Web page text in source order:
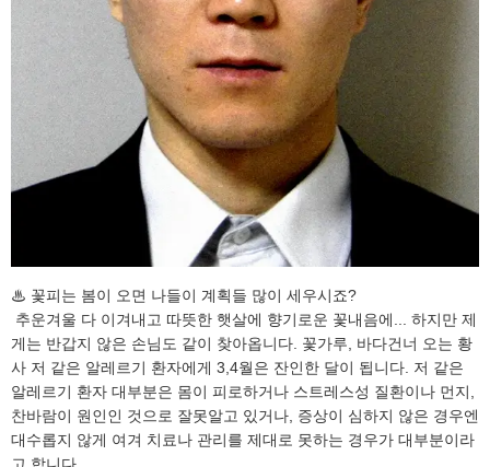
♨ 꽃피는 봄이 오면 나들이 계획들 많이 세우시죠?
추운겨울 다 이겨내고 따뜻한 햇살에 향기로운 꽃내음에... 하지만 제
게는 반갑지 않은 손님도 같이 찾아옵니다. 꽃가루, 바다건너 오는 황
사 저 같은 알레르기 환자에게 3,4월은 잔인한 달이 됩니다. 저 같은
알레르기 환자 대부분은 몸이 피로하거나 스트레스성 질환이나 먼지,
찬바람이 원인인 것으로 잘못알고 있거나, 증상이 심하지 않은 경우엔
대수롭지 않게 여겨 치료나 관리를 제대로 못하는 경우가 대부분이라
고 합니다.